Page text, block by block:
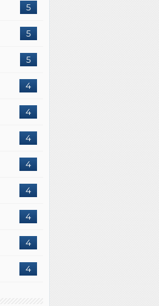
5
5
5
4
4
4
4
4
4
4
4